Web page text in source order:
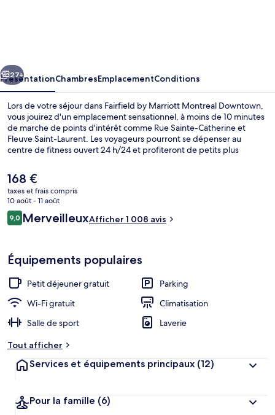
Downtown
Suivant
27+
PrésentationChambresEmplacementConditions
Lors de votre séjour dans Fairfield by Marriott Montreal Downtown,
vous jouirez d'un emplacement sensationnel, à moins de 10 minutes
de marche de points d'intérêt comme Rue Sainte-Catherine et
Fleuve Saint-Laurent. Les voyageurs pourront se dépenser au
centre de fitness ouvert 24 h/24 et profiteront de petits plus
tous les jours, entre 06 h 30 et 09 h 00. Vieux-Port de Montréal et
Palais des Congrès de Montréal se trouvent par ailleurs à moins de
15 minutes à pied. Les autres voyageurs adorent le personnel
attentionné et l'emplacement. Les transports publics se situent à
une courte distance à pied : Station de métro Berri-UQAM est à 2
min et Station de métro Champ-de-Mars, à 7 min.
Le
prix
actuel
est
de
168 €
taxes et frais compris
10 août - 11 août
Avis
voyageurs
9,09,0 sur 10
MerveilleuxAfficher 1 008 avis
Équipements populaires
Petit déjeuner gratuit
Parking
Wi-Fi gratuit
Climatisation
Salle de sport
Laverie
Tout afficher
Services et équipements principaux (12)
Pour la famille (6)